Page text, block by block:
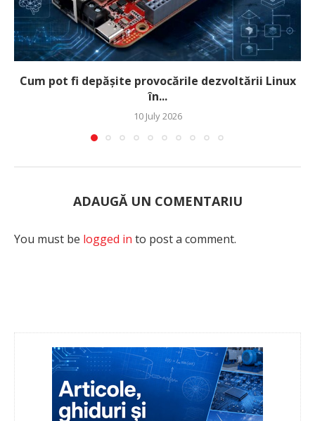
Cum pot fi depășite provocările dezvoltării Linux
în...
10 July 2026
ADAUGĂ UN COMENTARIU
You must be logged in to post a comment.